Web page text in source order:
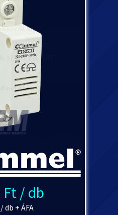
Ft / db
db + ÁFA